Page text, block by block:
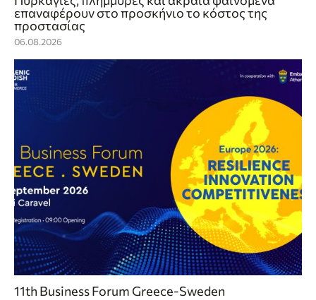
επαναφέρουν στο προσκήνιο το κόστος της
προστασίας
06.08.2026
11th Business Forum Greece-Sweden